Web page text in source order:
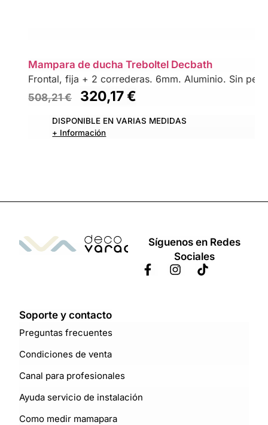
Mampara de ducha Treboltel Decbath
Frontal, fija + 2 correderas. 6mm. Aluminio. Sin
508,21€ 320,17€
DISPONIBLE EN VARIAS MEDIDAS
+ Información
Síguenos en Redes
Sociales
Soporte y contacto
Preguntas frecuentes
Condiciones de venta
Canal para profesionales
Ayuda servicio de instalación
Como medir mamapara